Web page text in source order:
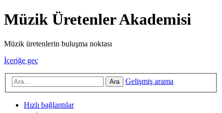
Müzik Üretenler Akademisi
Müzik üretenlerin buluşma noktası
İçeriğe geç
Ara Gelişmiş arama
Hızlı bağlantılar